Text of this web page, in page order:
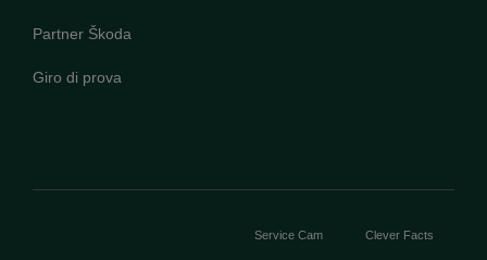
Partner Škoda
Giro di prova
Service Cam Clever Facts